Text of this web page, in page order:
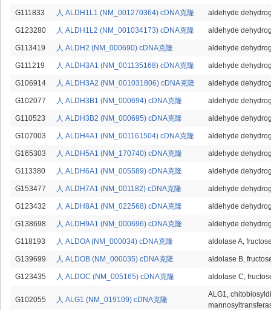
G111833 人 ALDH1L1 (NM_001270364) cDNA克隆 aldehyde
G123280 人 ALDH1L2 (NM_001034173) cDNA克隆 aldehyde
G113419 人 ALDH2 (NM_000690) cDNA克隆 aldehyde
G111219 人 ALDH3A1 (NM_001135168) cDNA克隆 aldehyde
G106914 人 ALDH3A2 (NM_001031806) cDNA克隆 aldehyde
G102077 人 ALDH3B1 (NM_000694) cDNA克隆 aldehyde
G110523 人 ALDH3B2 (NM_000695) cDNA克隆 aldehyde
G107003 人 ALDH4A1 (NM_001161504) cDNA克隆 aldehyde
G165303 人 ALDH5A1 (NM_170740) cDNA克隆 aldehyde
G113380 人 ALDH6A1 (NM_005589) cDNA克隆 aldehyde
G153477 人 ALDH7A1 (NM_001182) cDNA克隆 aldehyde
G123432 人 ALDH8A1 (NM_022568) cDNA克隆 aldehyde
G138698 人 ALDH9A1 (NM_000696) cDNA克隆 aldehyde
G118193 人 ALDOA (NM_000034) cDNA克隆 aldolase A,
G139699 人 ALDOB (NM_000035) cDNA克隆 aldolase B,
G123435 人 ALDOC (NM_005165) cDNA克隆 aldolase C,
G102055 人 ALG1 (NM_019109) cDNA克隆
ALG1,